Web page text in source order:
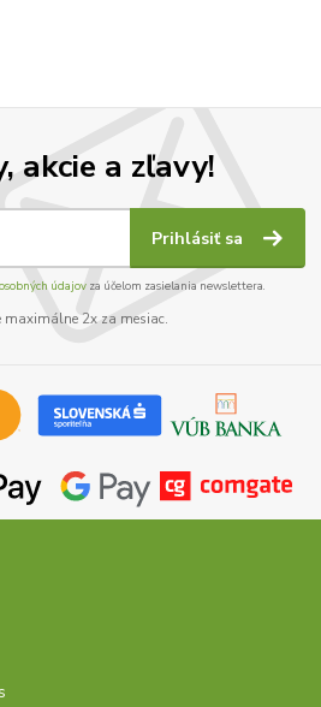
akcie a zľavy!
Prihlásiť sa
údajov za účelom zasielania newslettera.
maximálne 2x za mesiac.